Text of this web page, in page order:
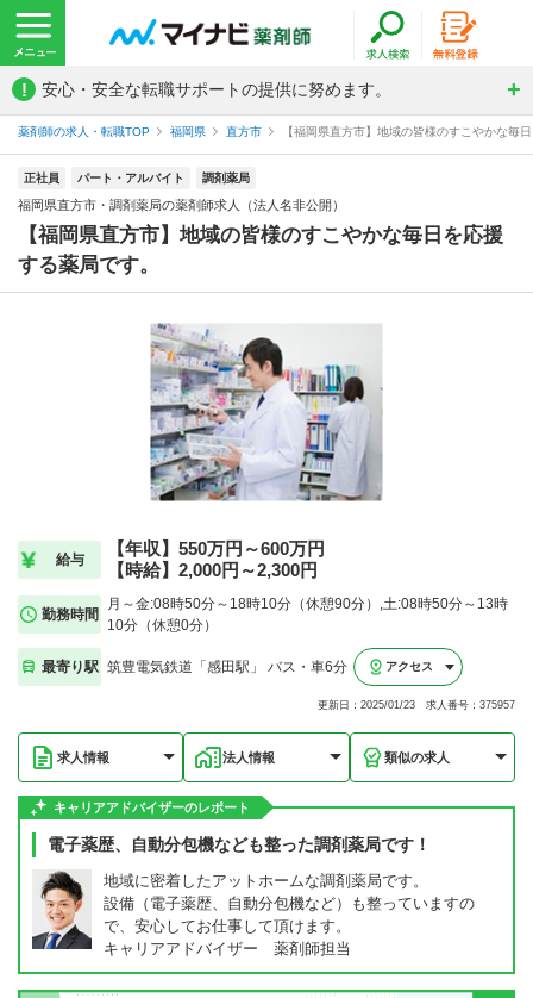
! 安心・安全な転職サポートの提供に努めます。
薬剤師の求人・転職TOP 福岡県 直方市 【福岡県直方市】地域の皆様のすこやかな毎
正社員 パート・アルバイト 調剤薬局
福岡県直方市・調剤薬局の薬剤師求人（法人名非公開）
【福岡県直方市】地域の皆様のすこやかな毎日を応援
する薬局です。
給与
【年収】550万円～600万円
【時給】2,000円～2,300円
勤務時間
月～金:08時50分～18時10分（休憩90分）,土:08時50分～13時
10分（休憩0分）
最寄り駅 筑豊電気鉄道「感田駅」 バス・車6分 アクセス
更新日：2025/01/23 求人番号：375957
求人情報 法人情報 類似の求人
キャリアアドバイザーのレポート
電子薬歴、自動分包機なども整った調剤薬局です！
地域に密着したアットホームな調剤薬局です。
設備（電子薬歴、自動分包機など）も整っていますの
で、安心してお仕事して頂けます。
キャリアアドバイザー 薬剤師担当